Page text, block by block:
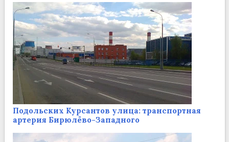
Подольских Курсантов улица: транспортная
артерия Бирюлёво-Западного